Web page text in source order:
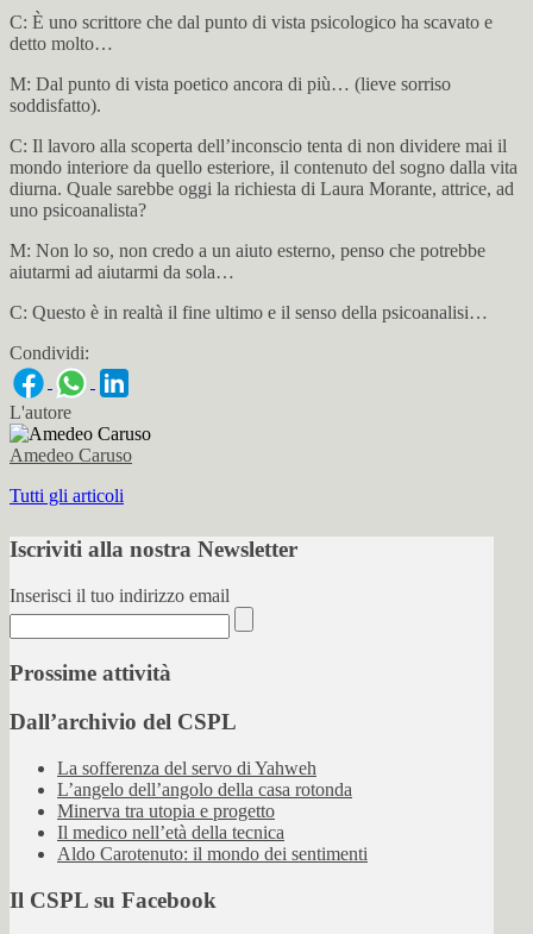
C: È uno scrittore che dal punto di vista psicologico ha scavato e
detto molto…
M: Dal punto di vista poetico ancora di più… (lieve sorriso
soddisfatto).
C: Il lavoro alla scoperta dell’inconscio tenta di non dividere mai il
mondo interiore da quello esteriore, il contenuto del sogno dalla vita
diurna. Quale sarebbe oggi la richiesta di Laura Morante, attrice, ad
uno psicoanalista?
M: Non lo so, non credo a un aiuto esterno, penso che potrebbe
aiutarmi ad aiutarmi da sola…
C: Questo è in realtà il fine ultimo e il senso della psicoanalisi…
Condividi:
L'autore
Amedeo Caruso
Tutti gli articoli
Iscriviti alla nostra Newsletter
Inserisci il tuo indirizzo email
Prossime attività
Dall’archivio del CSPL
La sofferenza del servo di Yahweh
L’angelo dell’angolo della casa rotonda
Minerva tra utopia e progetto
Il medico nell’età della tecnica
Aldo Carotenuto: il mondo dei sentimenti
Il CSPL su Facebook